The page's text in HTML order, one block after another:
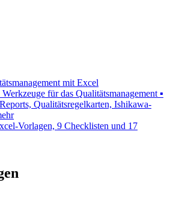
mit Excel
für das Qualitätsmanagement ▪
Qualitätsregelkarten, Ishikawa-
Vorlagen, 9 Checklisten und 17